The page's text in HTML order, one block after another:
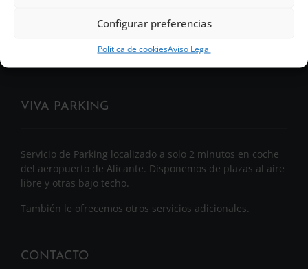
Configurar preferencias
Política de cookiesAviso Legal
VIVA PARKING
Servicio de Parking localizado a solo 2 minutos en coche
del aeropuerto de Alicante. Disponemos de plazas al aire
libre y otras bajo techo.
También le ofrecemos otros servicios adicionales.
CONTACTO